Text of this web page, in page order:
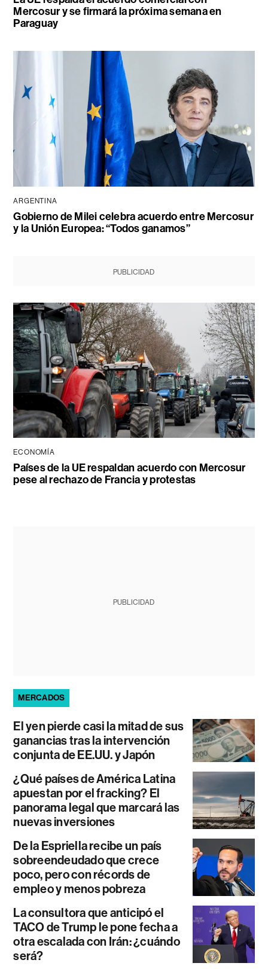
Mercosur y se firmará la próxima semana en
Paraguay
ARGENTINA
Gobierno de Milei celebra acuerdo entre Mercosur
y la Unión Europea: “Todos ganamos”
PUBLICIDAD
ECONOMÍA
Países de la UE respaldan acuerdo con Mercosur
pese al rechazo de Francia y protestas
PUBLICIDAD
MERCADOS
El yen pierde casi la mitad de sus
ganancias tras la intervención
conjunta de EE.UU. y Japón
¿Qué países de América Latina
apuestan por el fracking? El
panorama legal que marcará las
nuevas inversiones
De la Espriella recibe un país
sobreendeudado que crece
poco, pero con récords de
empleo y menos pobreza
La consultora que anticipó el
TACO de Trump le pone fecha a
otra escalada con Irán: ¿cuándo
será?